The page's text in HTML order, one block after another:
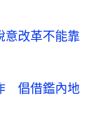
改革不能靠
倡借鑑內地